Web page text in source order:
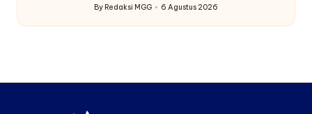
Posted
by
By Redaksi MGG 6 Agustus 2026